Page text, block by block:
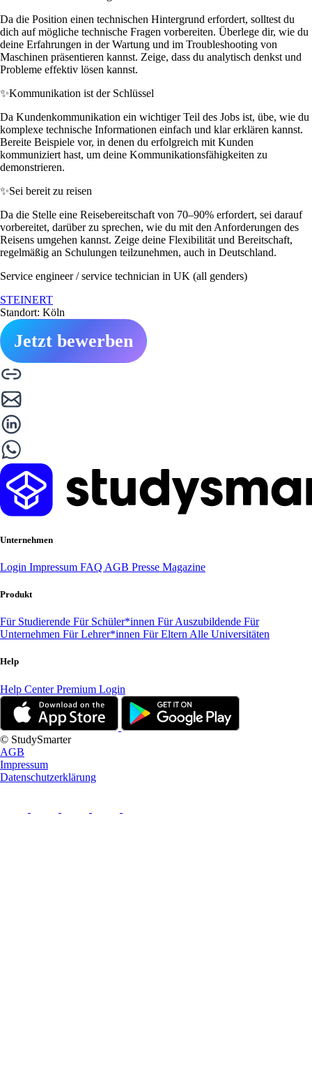
Da die Position einen technischen Hintergrund erfordert, solltest du
dich auf mögliche technische Fragen vorbereiten. Überlege dir, wie du
deine Erfahrungen in der Wartung und im Troubleshooting von
Maschinen präsentieren kannst. Zeige, dass du analytisch denkst und
Probleme effektiv lösen kannst.
✨Kommunikation ist der Schlüssel
Da Kundenkommunikation ein wichtiger Teil des Jobs ist, übe, wie du
komplexe technische Informationen einfach und klar erklären kannst.
Bereite Beispiele vor, in denen du erfolgreich mit Kunden
kommuniziert hast, um deine Kommunikationsfähigkeiten zu
demonstrieren.
✨Sei bereit zu reisen
Da die Stelle eine Reisebereitschaft von 70–90% erfordert, sei darauf
vorbereitet, darüber zu sprechen, wie du mit den Anforderungen des
Reisens umgehen kannst. Zeige deine Flexibilität und Bereitschaft,
regelmäßig an Schulungen teilzunehmen, auch in Deutschland.
Service engineer / service technician in UK (all genders)
STEINERT
Standort: Köln
Jetzt bewerben
Unternehmen
Login Impressum FAQ AGB Presse Magazine
Produkt
Für Studierende Für Schüler*innen Für Auszubildende Für
Unternehmen Für Lehrer*innen Für Eltern Alle Universitäten
Help
Help CenterPremium Login
© StudySmarter
AGB
Impressum
Datenschutzerklärung